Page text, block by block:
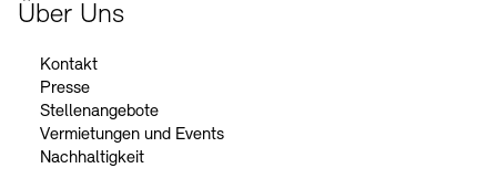
Über Uns
Kontakt
Presse
Stellenangebote
Vermietungen und Events
Nachhaltigkeit